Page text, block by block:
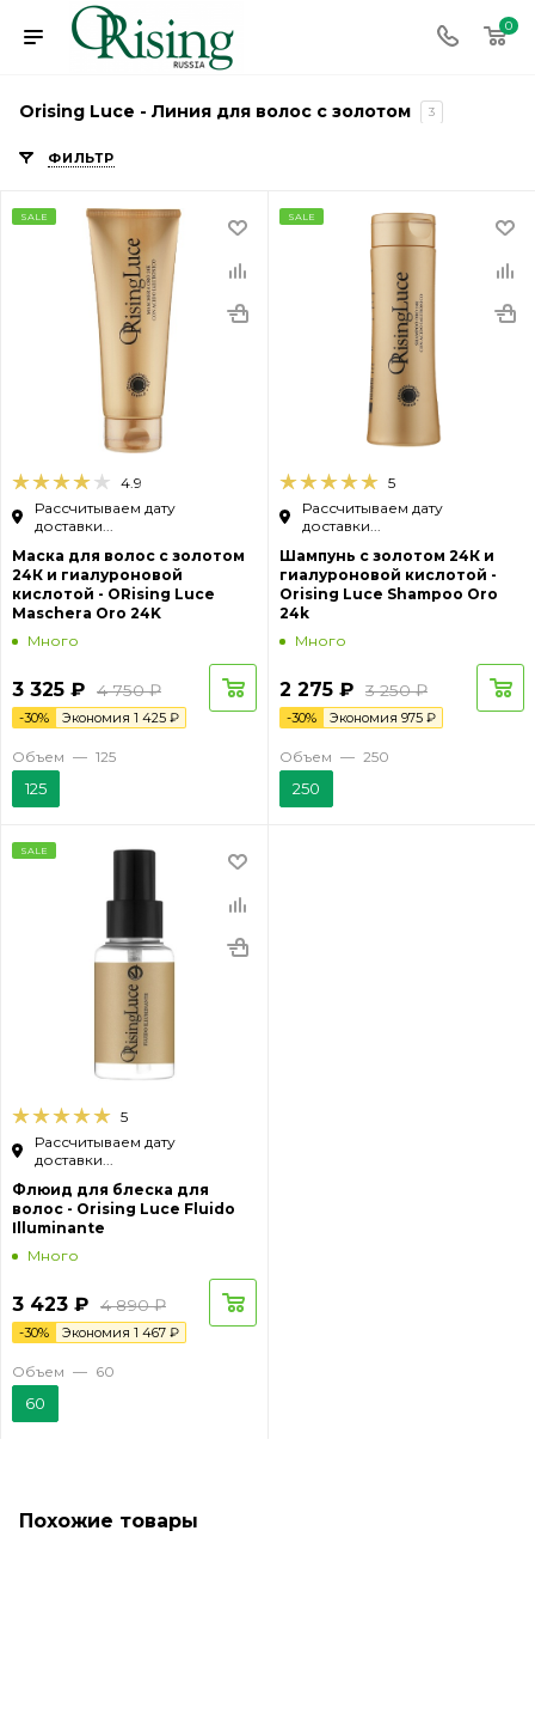
0
Orising Luce - Линия для волос с золотом 3
ФИЛЬТР
SALE
4.9
Рассчитываем дату
доставки...
Маска для волос с золотом
24К и гиалуроновой
кислотой - ORising Luce
Maschera Oro 24K
Много
3 325 ₽ 4 750₽
-30% Экономия 1 425 ₽
Объем — 125
125
SALE
5
Рассчитываем дату
доставки...
Шампунь с золотом 24К и
гиалуроновой кислотой -
Orising Luce Shampoo Oro
24k
Много
2 275 ₽ 3 250₽
-30% Экономия 975 ₽
Объем — 250
250
SALE
5
Рассчитываем дату
доставки...
Флюид для блеска для
волос - Orising Luce Fluido
Illuminante
Много
3 423 ₽ 4 890₽
-30% Экономия 1 467 ₽
Объем — 60
60
Похожие товары